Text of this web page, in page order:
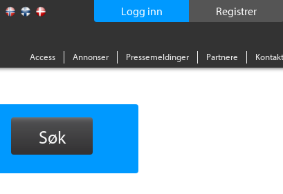
Registrer
Logg inn
Access Annonser Pressemeldinger Partnere Kontakt
Søk